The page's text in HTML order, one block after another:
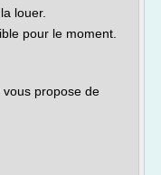
louer.
pour le moment.
vous propose de